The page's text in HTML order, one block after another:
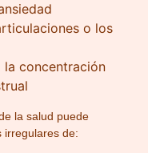
o los
la concentración
la salud puede
irregulares de: